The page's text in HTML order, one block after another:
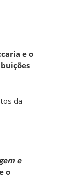
e o
da
e
o